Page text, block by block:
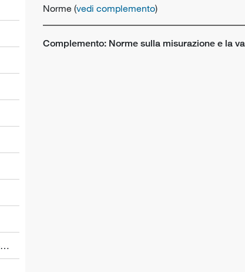
Informations relatives à d’autres dispositions
Norme (vedi complemento)
Complemento: Norme sulla misurazione e la